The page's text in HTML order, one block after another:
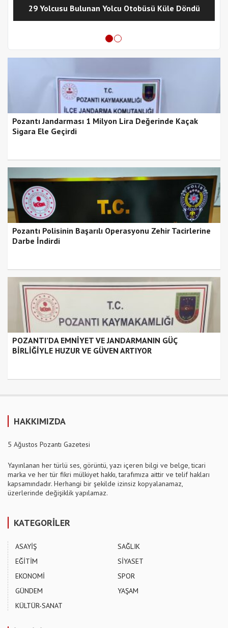
29 Yolcusu Bulunan Yolcu Otobüsü Küle Döndü
Pozantı Jandarması 1 Milyon Lira Değerinde Kaçak
Sigara Ele Geçirdi
Pozantı Polisinin Başarılı Operasyonu Zehir Tacirlerine
Darbe İndirdi
POZANTI’DA EMNİYET VE JANDARMANIN GÜÇ
BİRLİĞİYLE HUZUR VE GÜVEN ARTIYOR
HAKKIMIZDA
5 Ağustos Pozantı Gazetesi
Yayınlanan her türlü ses, görüntü, yazı içeren bilgi ve belge, ticari
marka ve her tür fikri mülkiyet hakkı, tarafımıza aittir ve telif hakları
kapsamındadır. Herhangi bir şekilde izinsiz kopyalanamaz,
üzerlerinde değişiklik yapılamaz.
KATEGORİLER
ASAYİŞ
EĞİTİM
EKONOMİ
GÜNDEM
KÜLTÜR-SANAT
SAĞLIK
SİYASET
SPOR
YAŞAM